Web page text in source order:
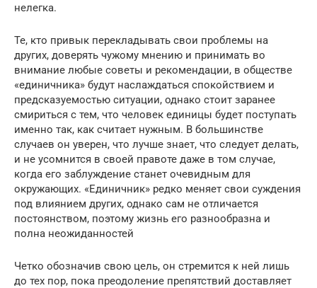
нелегка.
Те, кто привык перекладывать свои проблемы на
других, доверять чужому мнению и принимать во
внимание любые советы и рекомендации, в обществе
«единичника» будут наслаждаться спокойствием и
предсказуемостью ситуации, однако стоит заранее
смириться с тем, что человек единицы будет поступать
именно так, как считает нужным. В большинстве
случаев он уверен, что лучше знает, что следует делать,
и не усомнится в своей правоте даже в том случае,
когда его заблуждение станет очевидным для
окружающих. «Единичник» редко меняет свои суждения
под влиянием других, однако сам не отличается
постоянством, поэтому жизнь его разнообразна и
полна неожиданностей
Четко обозначив свою цель, он стремится к ней лишь
до тех пор, пока преодоление препятствий доставляет